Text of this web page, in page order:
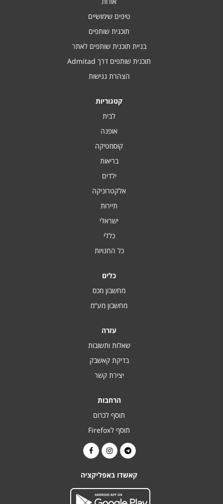
טיפים שימושיים
תוכנית שותפים
בניית תוכנית שותפים לאתר
תוכנית שותפים דרך Admitad
הצהרת נגישות
קטגוריות
לבית
אופנה
קוסמטיקה
בריאות
ילדים
אלקטרוניקה
תיירות
ישראלי
כללי
כל החנויות
כלים
מחשבון מכס
מחשבון מע“מ
עזרה
שאלות ותשובות
בדיקת קאשבק
יצירת קשר
הרחבות
תוסף לכרום
תוסף לFirefox
קאשדו באפליקציה